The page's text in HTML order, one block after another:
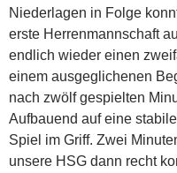
Niederlagen in Folge
erste Herrenmannschaft
endlich wieder einen
einem ausgeglichenen
nach zwölf gespielten
Aufbauend auf eine
Spiel im Griff. Zwei
unsere HSG dann recht